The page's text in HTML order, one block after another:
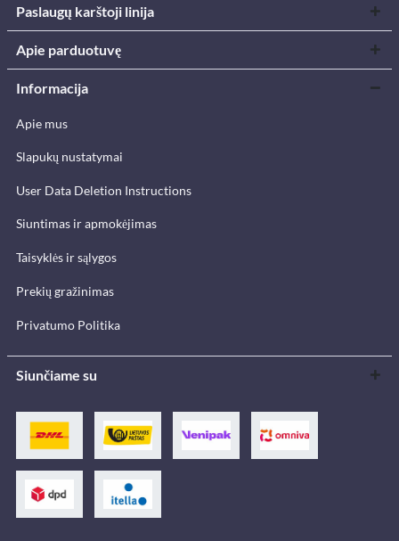
Paslaugų karštoji linija
Apie parduotuvę
Informacija
Apie mus
Slapukų nustatymai
User Data Deletion Instructions
Siuntimas ir apmokėjimas
Taisyklės ir sąlygos
Prekių gražinimas
Privatumo Politika
Siunčiame su